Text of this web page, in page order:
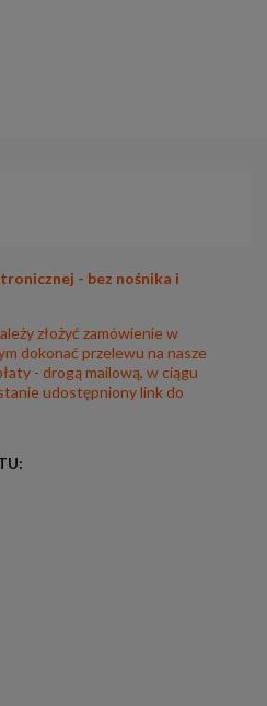
- bez nośnika i
złożyć zamówienie w
dokonać przelewu na nasze
- drogą mailową, w ciągu
udostępniony link do